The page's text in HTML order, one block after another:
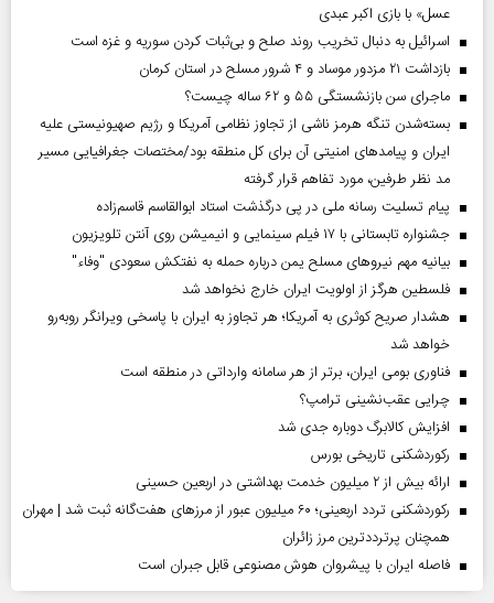
عسل» با بازی اکبر عبدی
اسرائیل به دنبال تخریب روند صلح و بی‌ثبات کردن سوریه و غزه است
بازداشت ۲۱ مزدور موساد و ۴ شرور مسلح در استان کرمان
ماجرای سن بازنشستگی ۵۵ و ۶۲ ساله چیست؟
بسته‌شدن تنگه هرمز ناشی از تجاوز نظامی آمریکا و رژیم صهیونیستی علیه
ایران و پیامد‌های امنیتی آن برای کل منطقه بود/مختصات جغرافیایی مسیر
مد نظر طرفین، مورد تفاهم قرار گرفته
پیام تسلیت رسانه ملی در پی درگذشت استاد ابوالقاسم قاسم‌زاده
جشنواره تابستانی با ۱۷ فیلم سینمایی و انیمیشن روی آنتن تلویزیون
بیانیه مهم نیروهای مسلح یمن درباره حمله به نفتکش سعودی "وفاء"
فلسطین هرگز از اولویت ایران خارج نخواهد شد
هشدار صریح کوثری به آمریکا؛ هر تجاوز به ایران با پاسخی ویرانگر روبه‌رو
خواهد شد
فناوری بومی ایران، برتر از هر سامانه وارداتی در منطقه است
چرایی عقب‌نشینی ترامپ؟
افزایش کالابرگ دوباره جدی شد
رکوردشکنی تاریخی بورس
ارائه بیش از ۲ میلیون خدمت بهداشتی در اربعین حسینی
رکوردشکنی تردد اربعینی؛ ۶۰ میلیون عبور از مرزهای هفت‌گانه ثبت شد | مهران
همچنان پرترددترین مرز زائران
فاصله ایران با پیشرو‌ان هوش مصنوعی قابل جبران است